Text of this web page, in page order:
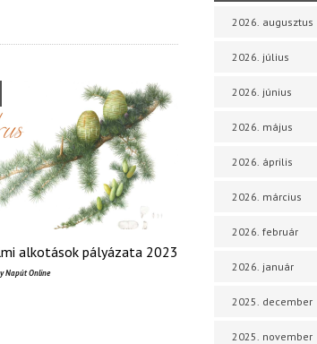
alkotások pályázata 2023
Napút Online
2026. augusztus
2026. július
2026. június
2026. május
2026. április
2026. március
2026. február
2026. január
2025. december
2025. november